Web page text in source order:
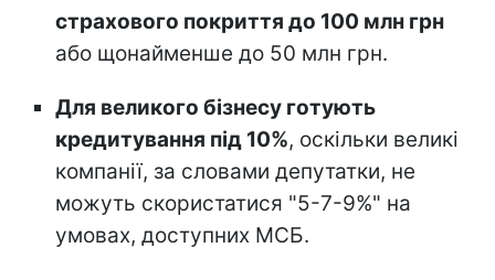
страхового покриття до 100 млн грн
або щонайменше до 50 млн грн.
Для великого бізнесу готують
кредитування під 10%, оскільки великі
компанії, за словами депутатки, не
можуть скористатися "5-7-9%" на
умовах, доступних МСБ.